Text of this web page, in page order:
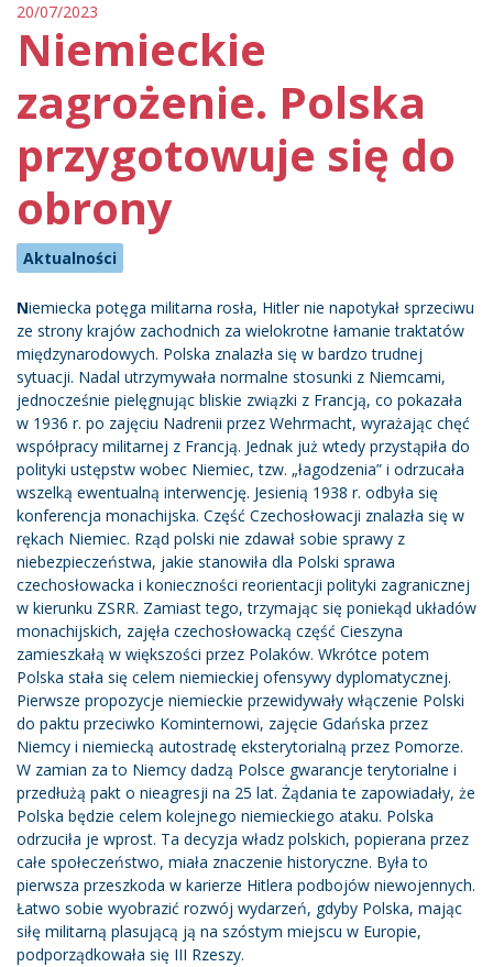
20/07/2023
Niemieckie
zagrożenie. Polska
przygotowuje się do
obrony
Aktualności
Niemiecka potęga militarna rosła, Hitler nie napotykał sprzeciwu
ze strony krajów zachodnich za wielokrotne łamanie traktatów
międzynarodowych. Polska znalazła się w bardzo trudnej
sytuacji. Nadal utrzymywała normalne stosunki z Niemcami,
jednocześnie pielęgnując bliskie związki z Francją, co pokazała
w 1936 r. po zajęciu Nadrenii przez Wehrmacht, wyrażając chęć
współpracy militarnej z Francją. Jednak już wtedy przystąpiła do
polityki ustępstw wobec Niemiec, tzw. „łagodzenia” i odrzucała
wszelką ewentualną interwencję. Jesienią 1938 r. odbyła się
konferencja monachijska. Część Czechosłowacji znalazła się w
rękach Niemiec. Rząd polski nie zdawał sobie sprawy z
niebezpieczeństwa, jakie stanowiła dla Polski sprawa
czechosłowacka i konieczności reorientacji polityki zagranicznej
w kierunku ZSRR. Zamiast tego, trzymając się poniekąd układów
monachijskich, zajęła czechosłowacką część Cieszyna
zamieszkałą w większości przez Polaków. Wkrótce potem
Polska stała się celem niemieckiej ofensywy dyplomatycznej.
Pierwsze propozycje niemieckie przewidywały włączenie Polski
do paktu przeciwko Kominternowi, zajęcie Gdańska przez
Niemcy i niemiecką autostradę eksterytorialną przez Pomorze.
W zamian za to Niemcy dadzą Polsce gwarancje terytorialne i
przedłużą pakt o nieagresji na 25 lat. Żądania te zapowiadały, że
Polska będzie celem kolejnego niemieckiego ataku. Polska
odrzuciła je wprost. Ta decyzja władz polskich, popierana przez
całe społeczeństwo, miała znaczenie historyczne. Była to
pierwsza przeszkoda w karierze Hitlera podbojów niewojennych.
Łatwo sobie wyobrazić rozwój wydarzeń, gdyby Polska, mając
siłę militarną plasującą ją na szóstym miejscu w Europie,
podporządkowała się III Rzeszy.